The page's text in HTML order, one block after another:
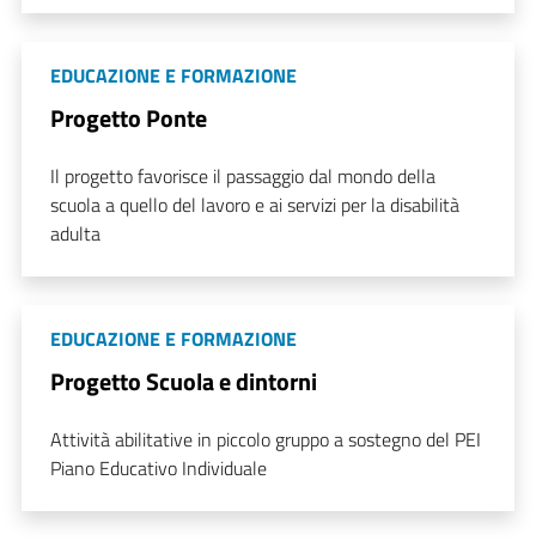
EDUCAZIONE E FORMAZIONE
Progetto Ponte
Il progetto favorisce il passaggio dal mondo della
scuola a quello del lavoro e ai servizi per la disabilità
adulta
EDUCAZIONE E FORMAZIONE
Progetto Scuola e dintorni
Attività abilitative in piccolo gruppo a sostegno del PEI
Piano Educativo Individuale